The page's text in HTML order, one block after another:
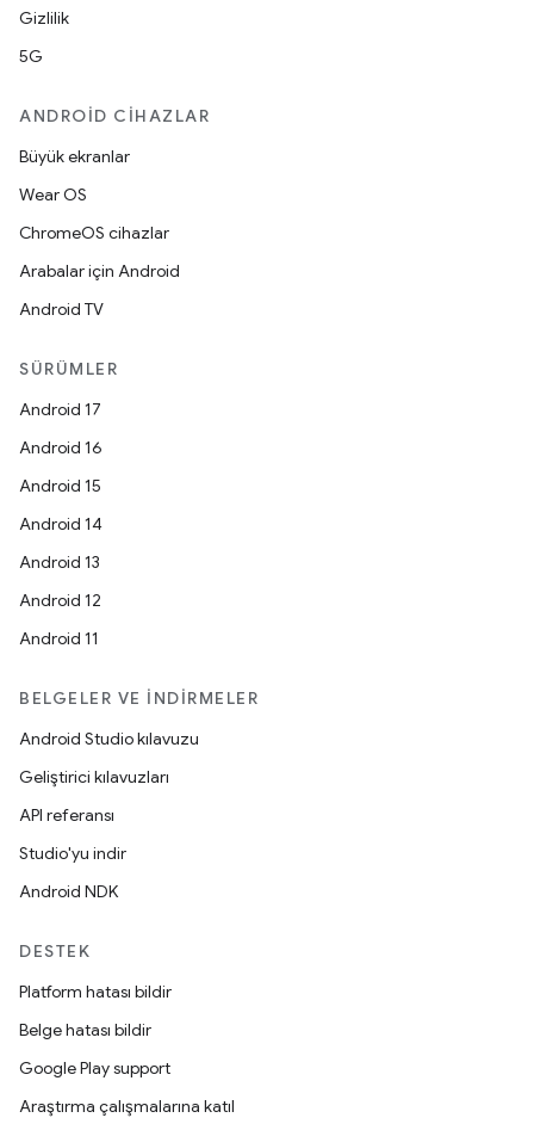
Gizlilik
5G
ANDROID CIHAZLAR
Büyük ekranlar
Wear OS
ChromeOS cihazlar
Arabalar için Android
Android TV
SÜRÜMLER
Android 17
Android 16
Android 15
Android 14
Android 13
Android 12
Android 11
BELGELER VE İNDIRMELER
Android Studio kılavuzu
Geliştirici kılavuzları
API referansı
Studio'yu indir
Android NDK
DESTEK
Platform hatası bildir
Belge hatası bildir
Google Play support
Araştırma çalışmalarına katıl